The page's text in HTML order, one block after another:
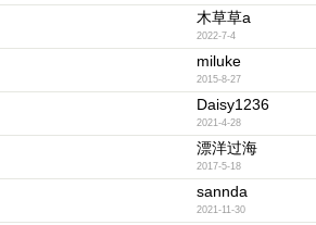
木草草a
2022-7-4
miluke
2015-8-27
Daisy1236
2021-4-28
漂洋过海
2017-5-18
sannda
2021-11-30